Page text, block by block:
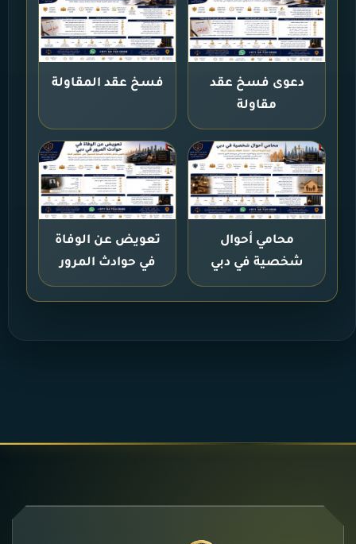
دعوى فسخ عقد
مقاولة
فسخ عقد المقاولة
محامي أحوال
شخصية في دبي
تعويض عن الوفاة
في حوادث المرور